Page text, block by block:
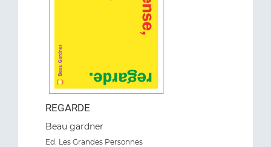
REGARDE
Beau gardner
Ed. Les Grandes Personnes